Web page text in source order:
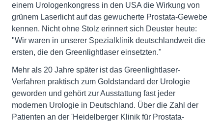
einem Urologenkongress in den USA die Wirkung von
grünem Laserlicht auf das gewucherte Prostata-Gewebe
kennen. Nicht ohne Stolz erinnert sich Deuster heute:
"Wir waren in unserer Spezialklinik deutschlandweit die
ersten, die den Greenlightlaser einsetzten."
Mehr als 20 Jahre später ist das Greenlightlaser-
Verfahren praktisch zum Goldstandard der Urologie
geworden und gehört zur Ausstattung fast jeder
modernen Urologie in Deutschland. Über die Zahl der
Patienten an der 'Heidelberger Klinik für Prostata-